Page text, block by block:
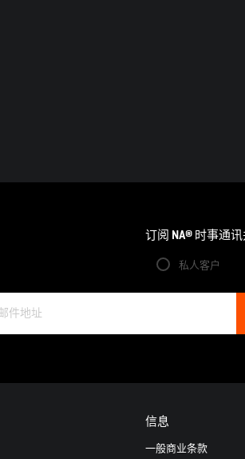
订阅 NA® 时事通
私人客户
信息
一般商业条款